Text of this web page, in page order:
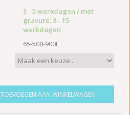
3 - 5 werkdagen / met
gravure: 8 - 15
werkdagen
65-500-900L
TOEVOEGEN AAN WINKELWAGEN